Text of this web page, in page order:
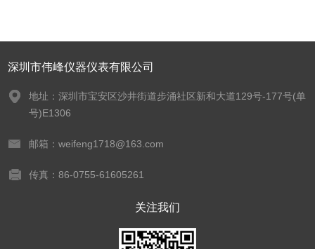
深圳市伟峰仪器仪表有限公司
地址：深圳市宝安区沙井街道步涌社区新和大道129号-177号(单
号)E1306
邮箱：weifeng1718@163.com
传真：86-0755-61605261
关注我们